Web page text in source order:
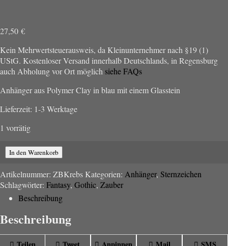
27,50 €
Kein Mehrwertsteuerausweis, da Kleinunternehmer nach §19 (1)
UStG. Kostenloser Versand innerhalb Deutschlands, in Regensburg
auch Abholung vor Ort möglich siehe FAQs
Anhänger aus Polymer Clay in blau mit einem Glasstein
Lieferzeit: 1-3 Werktage
1 vorrätig
Zauberblatt
"Krebs"
Menge
In den Warenkorb
Artikelnummer: ZBKrebsKategorien: Anhänger, Sternzeichen
Schlagwörter: Fantasy, Gothic, Zauber
Beschreibung
Beschreibung